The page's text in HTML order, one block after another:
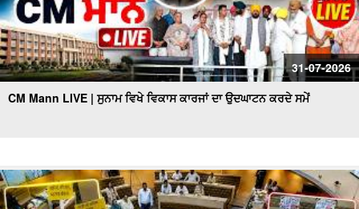
31-07-2026
CM Mann LIVE | ਸੁਨਾਮ ਵਿਖੇ ਵਿਕਾਸ ਕਾਰਜਾਂ ਦਾ ਉਦਘਾਟਨ ਕਰਦੇ ਸਮੇਂ